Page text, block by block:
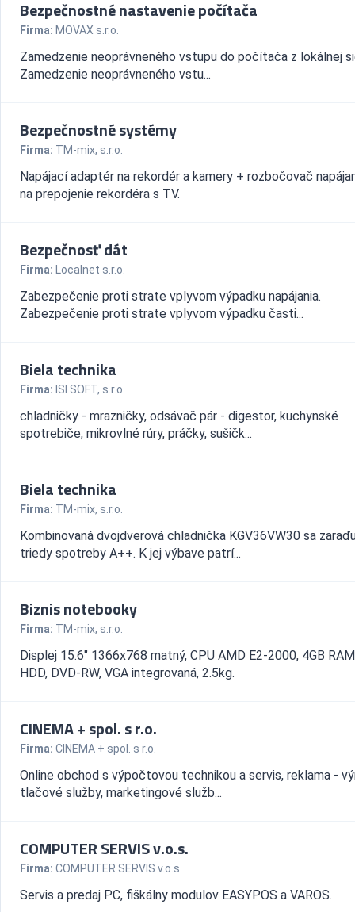
Bezpečnostné nastavenie počítača
Firma: MOVAX s.r.o.
Zamedzenie neoprávneného vstupu do počítača z lokálnej
Zamedzenie neoprávneného vstu...
Bezpečnostné systémy
Firma: TM-mix, s.r.o.
Napájací adaptér na rekordér a kamery + rozbočovač
na prepojenie rekordéra s TV.
Bezpečnosť dát
Firma: Localnet s.r.o.
Zabezpečenie proti strate vplyvom výpadku napájania.
Zabezpečenie proti strate vplyvom výpadku časti...
Biela technika
Firma: ISI SOFT, s.r.o.
chladničky - mrazničky, odsávač pár - digestor, kuchynské
spotrebiče, mikrovlné rúry, práčky, sušičk...
Biela technika
Firma: TM-mix, s.r.o.
Kombinovaná dvojdverová chladnička KGV36VW30 sa
triedy spotreby A++. K jej výbave patrí...
Biznis notebooky
Firma: TM-mix, s.r.o.
Displej 15.6" 1366x768 matný, CPU AMD E2-2000, 4GB
HDD, DVD-RW, VGA integrovaná, 2.5kg.
CINEMA + spol. s r.o.
Firma: CINEMA + spol. s r.o.
Online obchod s výpočtovou technikou a servis, reklama -
tlačové služby, marketingové služb...
COMPUTER SERVIS v.o.s.
Firma: COMPUTER SERVIS v.o.s.
Servis a predaj PC, fiškálny modulov EASYPOS a VAROS.